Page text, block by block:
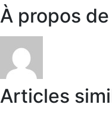
Facebook
X
Reddit
LinkedIn
WhatsApp
Telegram
Tumblr
Pinterest
Vk
Xing
Email
À propos
Articles